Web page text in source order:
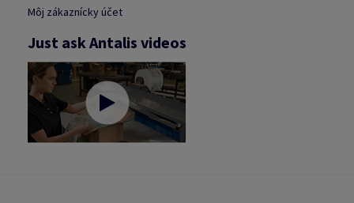
Môj zákaznícky účet
Just ask Antalis videos